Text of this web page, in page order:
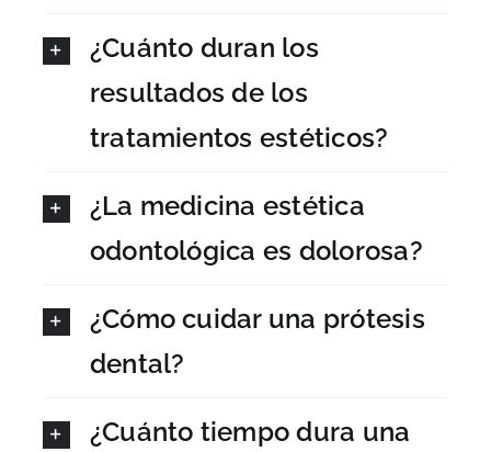
¿Cuánto duran los
resultados de los
tratamientos estéticos?
¿La medicina estética
odontológica es dolorosa?
¿Cómo cuidar una prótesis
dental?
¿Cuánto tiempo dura una